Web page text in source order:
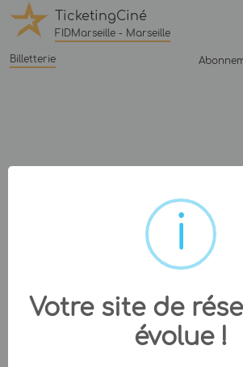
TicketingCiné
FIDMarseille - Marseille
Billetterie
Votre site de
évolue !